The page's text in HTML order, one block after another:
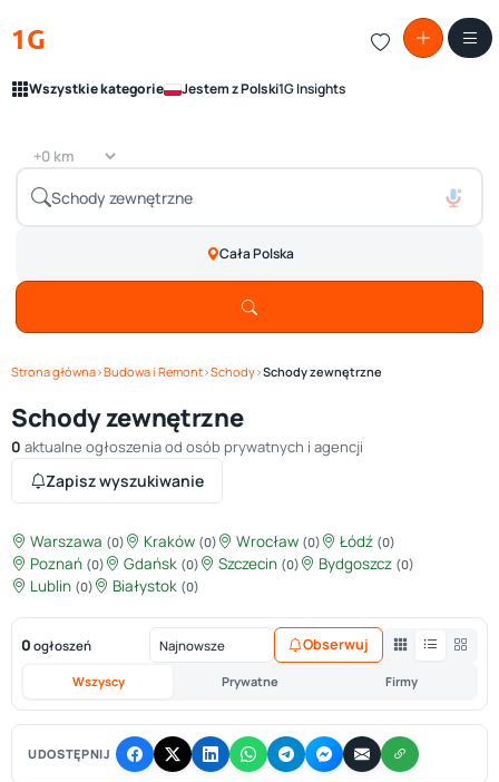
1G
Wszystkie kategorie Jestem z Polski1G Insights
Cała Polska
Strona główna›Budowa i Remont›Schody›Schody zewnętrzne
Schody zewnętrzne
0 aktualne ogłoszenia od osób prywatnych i agencji
Zapisz wyszukiwanie
Warszawa (0) Kraków (0) Wrocław (0) Łódź (0)
Poznań (0) Gdańsk (0) Szczecin (0) Bydgoszcz (0)
Lublin (0) Białystok (0)
0 ogłoszeń
Wszyscy Prywatne Firmy
Obserwuj
UDOSTĘPNIJ